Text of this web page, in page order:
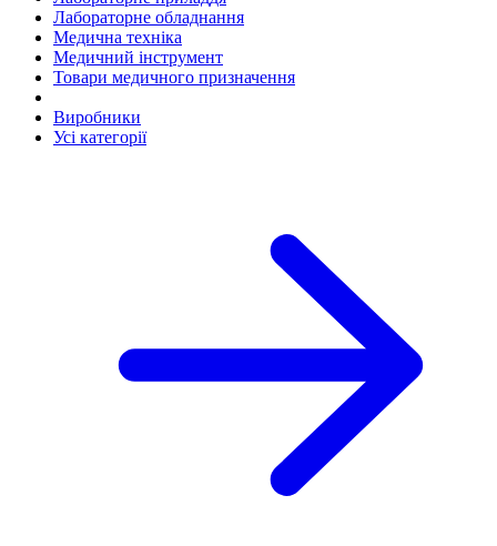
Лабораторне обладнання
Медична техніка
Медичний інструмент
Товари медичного призначення
Виробники
Усі категорії